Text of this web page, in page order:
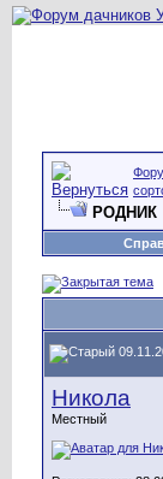
РОДНИК
Никола
Местный